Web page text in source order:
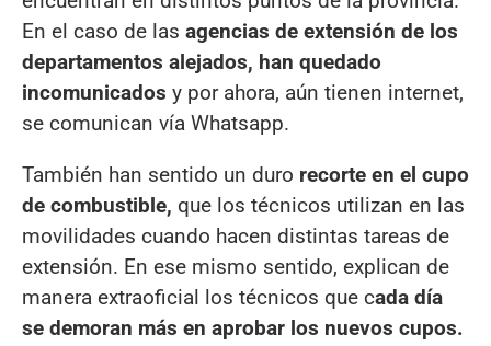
En el caso de las agencias de extensión de los
departamentos alejados, han quedado
incomunicados y por ahora, aún tienen internet,
se comunican vía Whatsapp.
También han sentido un duro recorte en el cupo
de combustible, que los técnicos utilizan en las
movilidades cuando hacen distintas tareas de
extensión. En ese mismo sentido, explican de
manera extraoficial los técnicos que cada día
se demoran más en aprobar los nuevos cupos.